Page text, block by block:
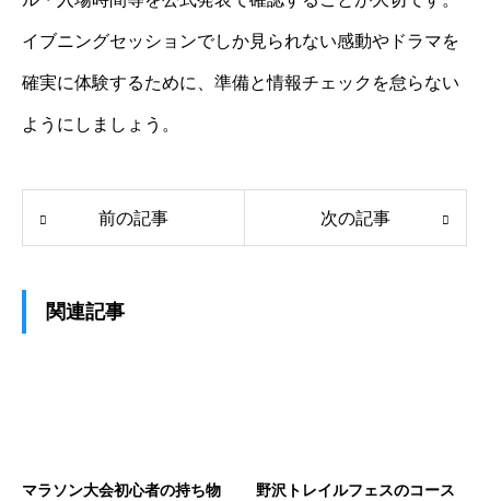
イブニングセッションでしか見られない感動やドラマを
確実に体験するために、準備と情報チェックを怠らない
ようにしましょう。
前の記事 次の記事
関連記事
マラソン大会初心者の持ち物
野沢トレイルフェスのコース